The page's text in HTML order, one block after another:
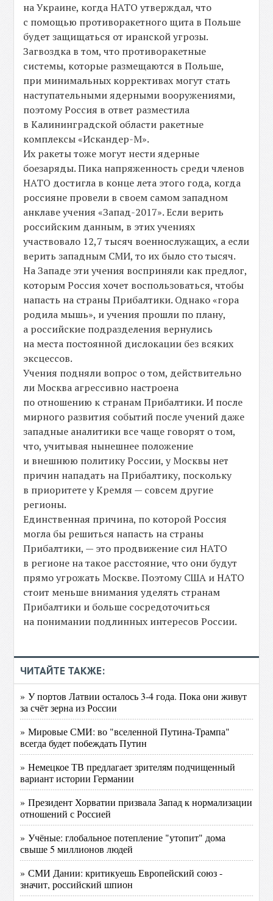
на Украине, когда НАТО утверждал, что
с помощью противоракетного щита в Польше
будет защищаться от иранской угрозы.
Загвоздка в том, что противоракетные
системы, которые размещаются в Польше,
при минимальных коррективах могут стать
наступательными ядерными вооружениями,
поэтому Россия в ответ разместила
в Калининградской области ракетные
комплексы «Искандер-М».
Их ракеты тоже могут нести ядерные
боезаряды. Пика напряженность среди членов
НАТО достигла в конце лета этого года, когда
россияне провели в своем самом западном
анклаве учения «Запад-2017». Если верить
российским данным, в этих учениях
участвовало 12,7 тысяч военнослужащих, а если
верить западным СМИ, то их было сто тысяч.
На Западе эти учения восприняли как предлог,
которым Россия хочет воспользоваться, чтобы
напасть на страны Прибалтики. Однако «гора
родила мышь», и учения прошли по плану,
а российские подразделения вернулись
на места постоянной дислокации без всяких
эксцессов.
Учения подняли вопрос о том, действительно
ли Москва агрессивно настроена
по отношению к странам Прибалтики. И после
мирного развития событий после учений даже
западные аналитики все чаще говорят о том,
что, учитывая нынешнее положение
и внешнюю политику России, у Москвы нет
причин нападать на Прибалтику, поскольку
в приоритете у Кремля — совсем другие
регионы.
Единственная причина, по которой Россия
могла бы решиться напасть на страны
Прибалтики, — это продвижение сил НАТО
в регионе на такое расстояние, что они будут
прямо угрожать Москве. Поэтому США и НАТО
стоит меньше внимания уделять странам
Прибалтики и больше сосредоточиться
на понимании подлинных интересов России.
ЧИТАЙТЕ ТАКЖЕ:
» У портов Латвии осталось 3-4 года. Пока они живут
за счёт зерна из России
» Мировые СМИ: во "вселенной Путина-Трампа"
всегда будет побеждать Путин
» Немецкое ТВ предлагает зрителям подчищенный
вариант истории Германии
» Президент Хорватии призвала Запад к нормализации
отношений с Россией
» Учёные: глобальное потепление "утопит" дома
свыше 5 миллионов людей
» СМИ Дании: критикуешь Европейский союз -
значит, российский шпион